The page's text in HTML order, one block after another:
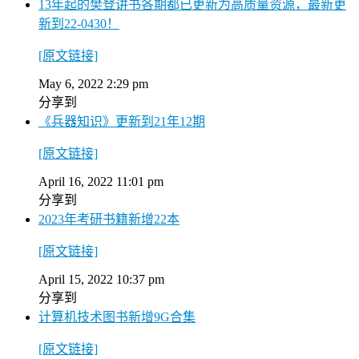
13年起的樊登讲书各期都已更新为高质量资源，最新更
新到22-0430！
[原文链接]
May 6, 2022 2:29 pm
分享到
《兵器知识》更新到21年12期
[原文链接]
April 16, 2022 11:01 pm
分享到
2023年考研书籍新增22本
[原文链接]
April 15, 2022 10:37 pm
分享到
计算机技术图书新增9G合集
[原文链接]